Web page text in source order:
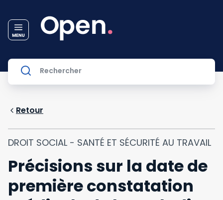
Retour
DROIT SOCIAL - SANTÉ ET SÉCURITÉ AU TRAVAIL
Précisions sur la date de
première constatation